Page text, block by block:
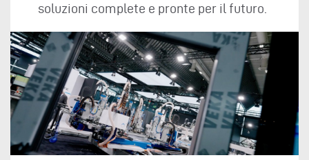
soluzioni complete e pronte per il futuro.